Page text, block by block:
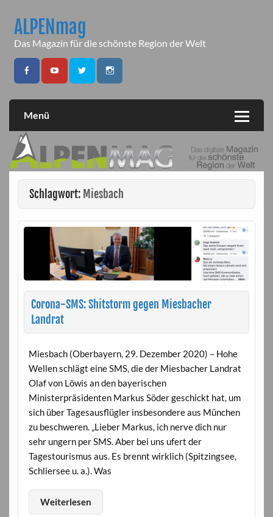
contentALPENmag
Das Magazin für die schönste Region der Welt
Menü
Schlagwort: Miesbach
Corona-SMS: Shitstorm gegen Miesbacher
Landrat
Miesbach (Oberbayern, 29. Dezember 2020) – Hohe
Wellen schlägt eine SMS, die der Miesbacher Landrat
Olaf von Löwis an den bayerischen
Ministerpräsidenten Markus Söder geschickt hat, um
sich über Tagesausflügler insbesondere aus München
zu beschweren. „Lieber Markus, ich nerve dich nur
sehr ungern per SMS. Aber bei uns ufert der
Tagestourismus aus. Es brennt wirklich (Spitzingsee,
Schliersee u. a.). Was
Weiterlesen